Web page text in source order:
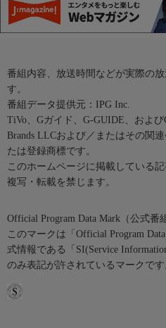
番組内容、放送時間などが実際の
す。
番組データ提供元：IPG Inc.
TiVo、Gガイド、G-GUIDE、およ
Brands LLCおよび／またはその関
たは登録商標です。
このホームページに掲載している
複写・転載を禁じます。
Official Program Data Mark（公式番
このマークは「Official Program
式情報である「SI(Service
のみ表記が許されているマークです